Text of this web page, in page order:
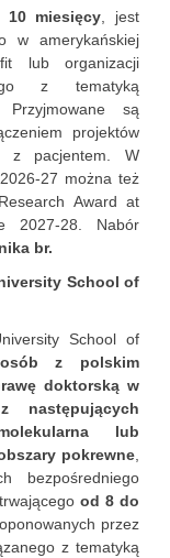
miesięcy, jest
w amerykańskiej
lub organizacji
z tematyką
Przyjmowane są
projektów
z pacjentem. W
27 można też
Award at
2027-28. Nabór
br.
School of
School of
z polskim
doktorską w
następujących
lub
pokrewne,
bezpośredniego
od 8 do
przez
z tematyką